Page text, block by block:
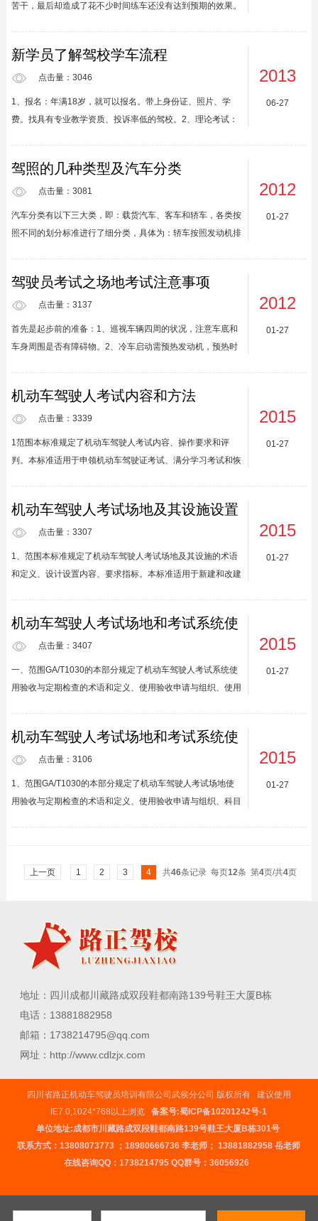
苦干，最后却造成了花不少时间练车还没有达到预期的效果。
只看价格，想想低价的背后究竟可能隐藏着什么，天上不会掉
馅饼，没有人会做亏本的买卖。2、学车遇到问题，而自己又
是起到指...
新学员了解驾校学车流程
点击量：3046
1、报名：年满18岁，就可以报名。带上身份证、照片、学
费。找具有专业教学资质、投诉率低的驾校。2、理论考试：
考了时间了，然后等待驾校考试通知。考试是在电脑上进行
的，题目是系统里的题库随机选出来的，满分100分，90分合
因素学习时...
2013
06-27
驾照的几种类型及汽车分类
点击量：3081
汽车分类有以下三大类，即：载货汽车、客车和轿车，各类按
照不同的划分标准进行了细分类，具体为：轿车按照发动机排
车（4升以上）；客车按照长度划分：有微型客车（不超过3.5
米）、小型客车（3.5－7米）、中型客车（7－10米）和大型
2012
01-27
驾驶员考试之场地考试注意事项
点击量：3137
首先是起步前的准备：1、巡视车辆四周的状况，注意车底和
车身周围是否有障碍物。2、冷车启动需预热发动机，预热时
调整。在这里简单说一下系安全带的的方法：安全带不要缠绕
扭曲；安全带的肩带应跨过锁骨位置，腰带放在髋部；安全带
在方向盘时，后...
2012
01-27
机动车驾驶人考试内容和方法
点击量：3339
1范围本标准规定了机动车驾驶人考试内容、操作要求和评
判。本标准适用于申领机动车驾驶证考试、满分学习考试和恢
用于本文件。凡是不注日期的引用文件，其最新版本（包括所
有的修改单）适用于本文件。公安部令第123号机动车驾驶证
2015
01-27
机动车驾驶人考试场地及其设施设置
规范
点击量：3307
1、范围本标准规定了机动车驾驶人考试场地及其设施的术语
和定义、设计设置内容、要求指标。本标准适用于新建和改建
能和安全文明驾驶常识考试科目（科目三）的场地以及相关设
施的设置。2、规范性引用文件下列文件对于本文件的应用是
部分：道路...
2015
01-27
机动车驾驶人考试场地和考试系统使
用验收规范 第2部分：考试系统
点击量：3407
一、范围GA/T1030的本部分规定了机动车驾驶人考试系统使
用验收与定期检查的术语和定义、使用验收申请与组织、使用
用验收或定期检查的结果后续处理。本部分适用于机动车驾驶
人驾驶理论考试系统（以下简称理论考试系统）、场地驾驶技
可少的。凡...
2015
01-27
机动车驾驶人考试场地和考试系统使
用验收规范 第1部分：考试场地
点击量：3106
1、范围GA/T1030的本部分规定了机动车驾驶人考试场地使
用验收与定期检查的术语和定义、使用验收申请与组织、科目
分适用于新建和改建机动车驾驶人道路交通安全法律、法规和
考试场地及其设施的使用验收和定期检查。2、规范性引用文
件下列文...
2015
01-27
上一页 1 2 3 4 共46条记录 每页12条 第4页/共4页
地址：四川成都川藏路成双段鞋都南路139号鞋王大厦B栋
电话：13881882958
邮箱：1738214795@qq.com
网址：http://www.cdlzjx.com
四川省路正机动车驾驶员培训有限公司武侯分公司 版权所有 建议使用
IE7.0,1024*768以上浏览备案号:蜀ICP备10201242号-1
单位地址:成都市川藏路成双段鞋都南路139号鞋王大厦B栋301号
联系方式：13808073773 ；18980666736 李老师；13881882958 岳老师
在线咨询QQ：1738214795 QQ群号：36056926